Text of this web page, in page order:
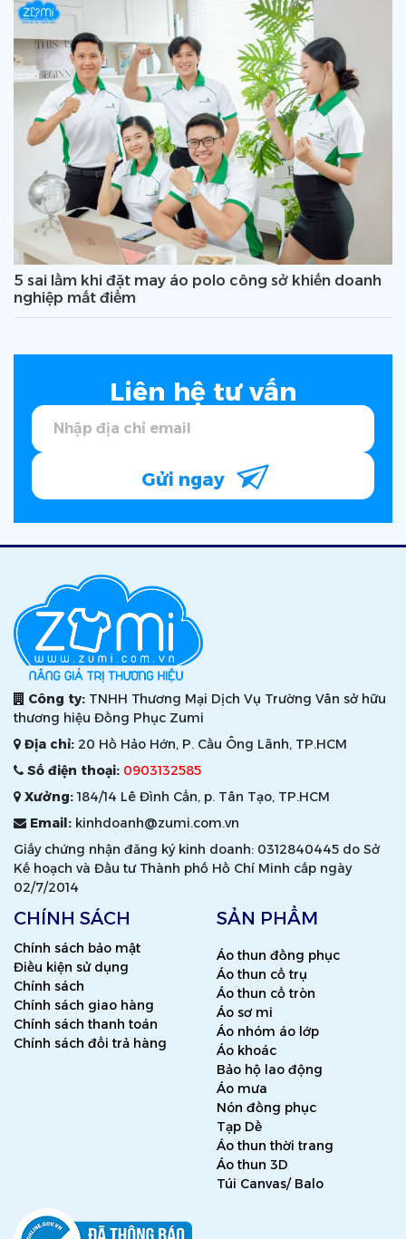
5 sai lầm khi đặt may áo polo công sở khiến doanh
nghiệp mất điểm
Liên hệ tư vấn
Gửi ngay
Công ty: TNHH Thương Mại Dịch Vụ Trường Vân sở hữu
thương hiệu Đồng Phục Zumi
Địa chỉ: 20 Hồ Hảo Hớn, P. Cầu Ông Lãnh, TP.HCM
Số điện thoại: 0903132585
Xưởng:184/14 Lê Đình Cẩn, p. Tân Tạo, TP.HCM
Email: kinhdoanh@zumi.com.vn
Giấy chứng nhận đăng ký kinh doanh: 0312840445 do Sở
Kế hoạch và Đầu tư Thành phố Hồ Chí Minh cấp ngày
02/7/2014
CHÍNH SÁCH
Chính sách bảo mật
Điều kiện sử dụng
Chính sách
Chính sách giao hàng
Chính sách thanh toán
Chính sách đổi trả hàng
SẢN PHẨM
Áo thun đồng phục
Áo thun cổ trụ
Áo thun cổ tròn
Áo sơ mi
Áo nhóm áo lớp
Áo khoác
Bảo hộ lao động
Áo mưa
Nón đồng phục
Tạp Dề
Áo thun thời trang
Áo thun 3D
Túi Canvas/ Balo